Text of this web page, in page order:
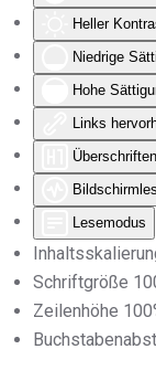
Heller
Niedrige
Hohe
Links
Lesemodus
Schriftgröße
Zeilenhöhe 100